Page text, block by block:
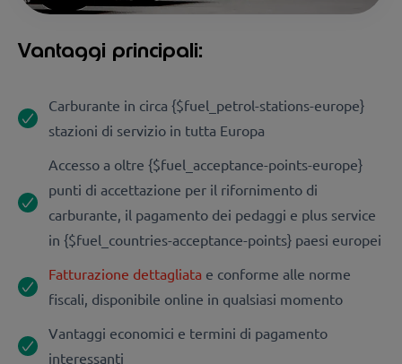
Vantaggi principali:
Carburante in circa {$fuel_petrol-stations-europe}
stazioni di servizio in tutta Europa
Accesso a oltre {$fuel_acceptance-points-europe}
punti di accettazione per il rifornimento di
carburante, il pagamento dei pedaggi e plus service
in {$fuel_countries-acceptance-points} paesi europei
Fatturazione dettagliata e conforme alle norme
fiscali, disponibile online in qualsiasi momento
Vantaggi economici e termini di pagamento
interessanti